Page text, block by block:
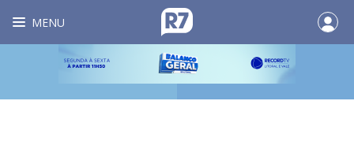
MENU